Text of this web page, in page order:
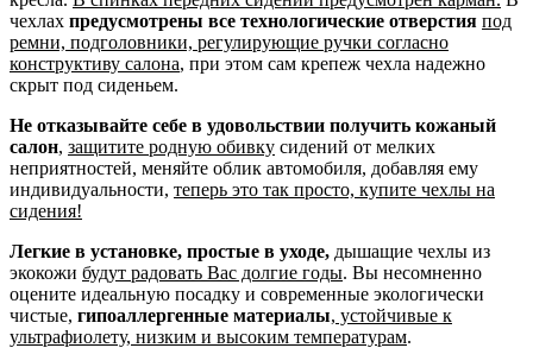
чехлах предусмотрены все технологические отверстия под
ремни, подголовники, регулирующие ручки согласно
конструктиву салона, при этом сам крепеж чехла надежно
скрыт под сиденьем.
Не отказывайте себе в удовольствии получить кожаный
салон, защитите родную обивку сидений от мелких
неприятностей, меняйте облик автомобиля, добавляя ему
индивидуальности, теперь это так просто, купите чехлы на
сидения!
Легкие в установке, простые в уходе, дышащие чехлы из
экокожи будут радовать Вас долгие годы. Вы несомненно
оцените идеальную посадку и современные экологически
чистые, гипоаллергенные материалы, устойчивые к
ультрафиолету, низким и высоким температурам.